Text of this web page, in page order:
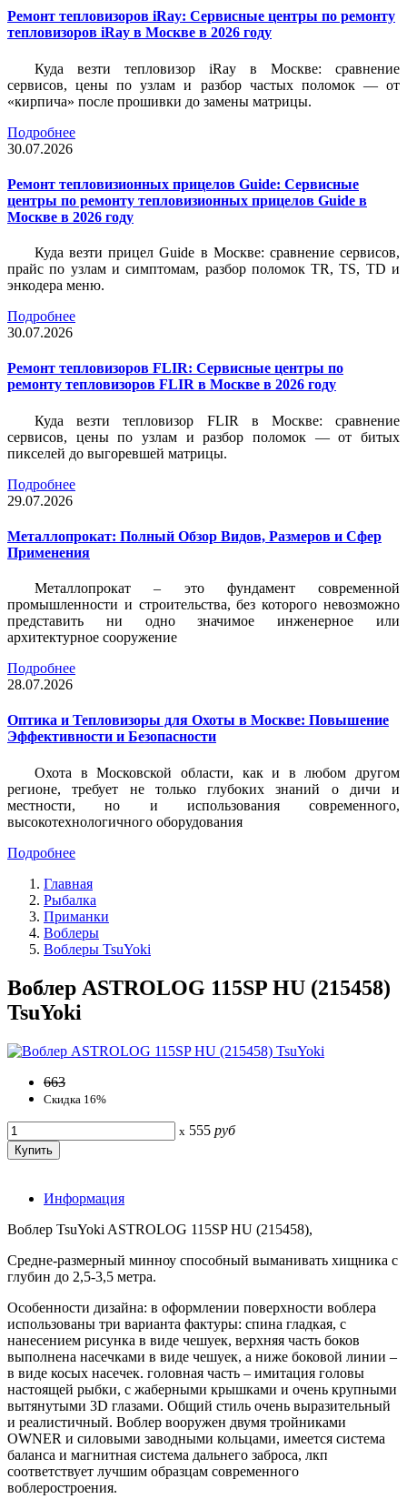
Ремонт тепловизоров iRay: Сервисные центры по ремонту
тепловизоров iRay в Москве в 2026 году
Куда везти тепловизор iRay в Москве: сравнение
сервисов, цены по узлам и разбор частых поломок — от
«кирпича» после прошивки до замены матрицы.
Подробнее
30.07.2026
Ремонт тепловизионных прицелов Guide: Сервисные
центры по ремонту тепловизионных прицелов Guide в
Москве в 2026 году
Куда везти прицел Guide в Москве: сравнение сервисов,
прайс по узлам и симптомам, разбор поломок TR, TS, TD и
энкодера меню.
Подробнее
30.07.2026
Ремонт тепловизоров FLIR: Сервисные центры по
ремонту тепловизоров FLIR в Москве в 2026 году
Куда везти тепловизор FLIR в Москве: сравнение
сервисов, цены по узлам и разбор поломок — от битых
пикселей до выгоревшей матрицы.
Подробнее
29.07.2026
Металлопрокат: Полный Обзор Видов, Размеров и Сфер
Применения
Металлопрокат – это фундамент современной
промышленности и строительства, без которого невозможно
представить ни одно значимое инженерное или
архитектурное сооружение
Подробнее
28.07.2026
Оптика и Тепловизоры для Охоты в Москве: Повышение
Эффективности и Безопасности
Охота в Московской области, как и в любом другом
регионе, требует не только глубоких знаний о дичи и
местности, но и использования современного,
высокотехнологичного оборудования
Подробнее
Главная
Рыбалка
Приманки
Воблеры
Воблеры TsuYoki
Воблер ASTROLOG 115SP HU (215458)
TsuYoki
663
Скидка 16%
x 555 руб
Информация
Воблер TsuYoki ASTROLOG 115SP HU (215458),
Средне-размерный минноу способный выманивать хищника с
глубин до 2,5-3,5 метра.
Особенности дизайна: в оформлении поверхности воблера
использованы три варианта фактуры: спина гладкая, с
нанесением рисунка в виде чешуек, верхняя часть боков
выполнена насечками в виде чешуек, а ниже боковой линии –
в виде косых насечек. головная часть – имитация головы
настоящей рыбки, с жаберными крышками и очень крупными
вытянутыми 3D глазами. Общий стиль очень выразительный
и реалистичный. Воблер вооружен двумя тройниками
OWNER и силовыми заводными кольцами, имеется система
баланса и магнитная система дальнего заброса, лкп
соответствует лучшим образцам современного
воблеростроения.